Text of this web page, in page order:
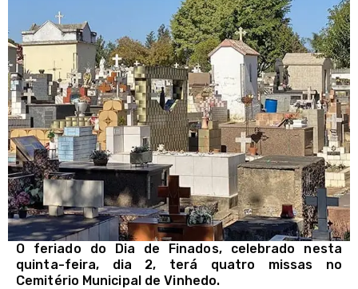
O feriado do Dia de Finados, celebrado nesta
quinta-feira, dia 2, terá quatro missas no
Cemitério Municipal de Vinhedo.